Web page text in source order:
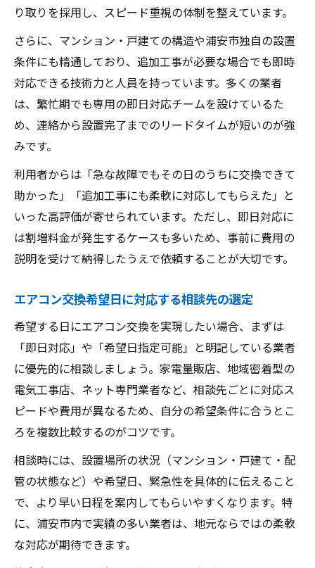
り取りを採用し、スピード重視の体制を整えています。
さらに、マンション・戸建ての構造や浦安市独自の設置
条件にも精通しており、追加工事が必要な場合でも即時
対応できる技術力と人員を持っています。多くの業者
は、繁忙期でも専用の即日対応チームを設けているた
め、連絡から設置完了までのリードタイムが短いのが強
みです。
利用者からは「急な故障でもその日のうちに交換できて
助かった」「追加工事にも柔軟に対応してもらえた」と
いった高評価が寄せられています。ただし、即日対応に
は割増料金が発生するケースも多いため、事前に費用の
説明を受けて納得したうえで依頼することが大切です。
エアコン交換希望日に対応する相談先の選定
希望する日にエアコン交換を実現したい場合、まずは
「即日対応」や「希望日指定可能」と明記している業者
に優先的に相談しましょう。家電量販店、地域密着型の
電気工事店、ネット専門業者など、相談先ごとに対応ス
ピードや費用が異なるため、自分の希望条件に合うとこ
ろを複数比較するのがコツです。
相談時には、設置場所の状況（マンション・戸建て・配
管の状態など）や希望日、緊急性を具体的に伝えること
で、より早い日程を案内してもらいやすくなります。特
に、浦安市内で実績の多い業者は、地元ならではの柔軟
な対応が期待できます。